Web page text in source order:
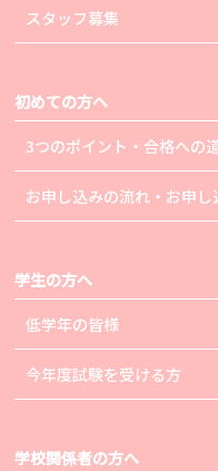
スタッフ募集
初めての方へ
3つのポイント・合格への
お申し込みの流れ・お申
学生の方へ
低学年の皆様
今年度試験を受ける方
学校関係者の方へ